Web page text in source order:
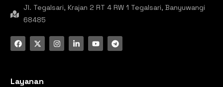
Jl. Tegalsari, Krajan 2 RT 4 RW 1 Tegalsari, Banyuwangi
68485
Layanan